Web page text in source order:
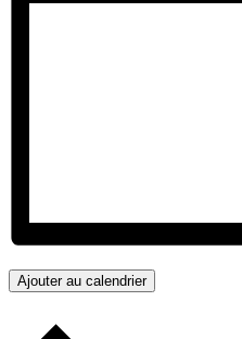
Ajouter au calendrier